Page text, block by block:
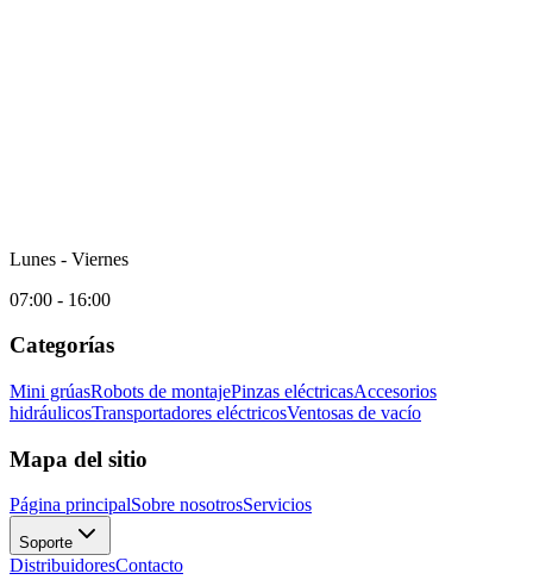
Lunes - Viernes
07:00 - 16:00
Categorías
Mini grúasRobots de montajePinzas eléctricasAccesorios
hidráulicosTransportadores eléctricosVentosas de vacío
Mapa del sitio
Página principalSobre nosotrosServicios
Soporte
DistribuidoresContacto